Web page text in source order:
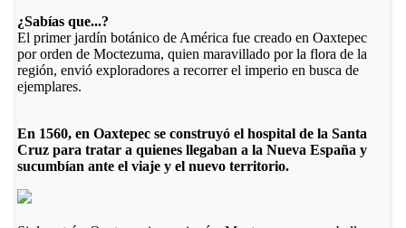
¿Sabías que...?
El primer jardín botánico de América fue creado en Oaxtepec
por orden de Moctezuma, quien maravillado por la flora de la
región, envió exploradores a recorrer el imperio en busca de
ejemplares.
En 1560, en Oaxtepec se construyó el hospital de la Santa
Cruz para tratar a quienes llegaban a la Nueva España y
sucumbían ante el viaje y el nuevo territorio.